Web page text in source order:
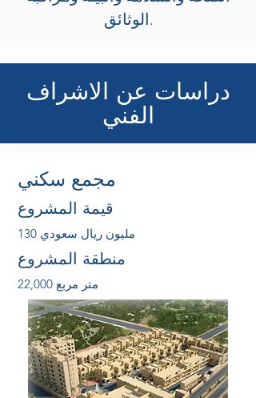
الوثائق.
دراسات عن الاشراف
الفني
مجمع سكني
قيمة المشروع
130 مليون ريال سعودي
منطقة المشروع
22,000 متر مربع